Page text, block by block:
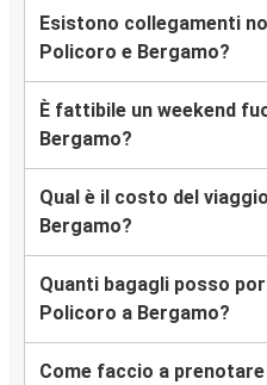
Esistono collegamenti
Policoro e Bergamo?
È fattibile un weekend
Bergamo?
Qual è il costo del
Bergamo?
Quanti bagagli posso
Policoro a Bergamo?
Come faccio a